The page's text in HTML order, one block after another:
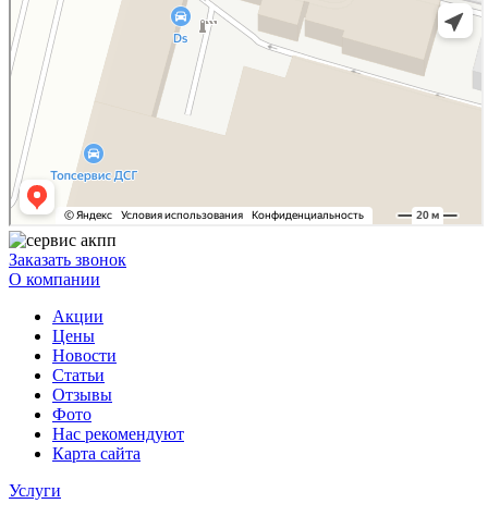
Заказать звонок
О компании
Акции
Цены
Новости
Статьи
Отзывы
Фото
Нас рекомендуют
Карта сайта
Услуги